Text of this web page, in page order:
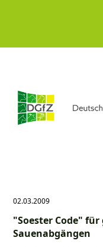
02.03.2009
"Soester Code"
Sauenabgängen